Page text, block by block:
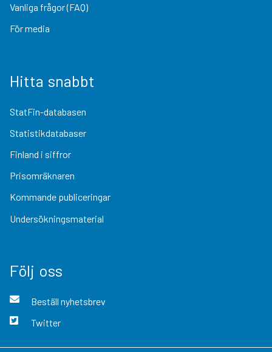
Vanliga frågor (FAQ)
För media
Hitta snabbt
StatFin-databasen
Statistikdatabaser
Finland i siffror
Prisomräknaren
Kommande publiceringar
Undersökningsmaterial
Följ oss
Beställ nyhetsbrev
Twitter